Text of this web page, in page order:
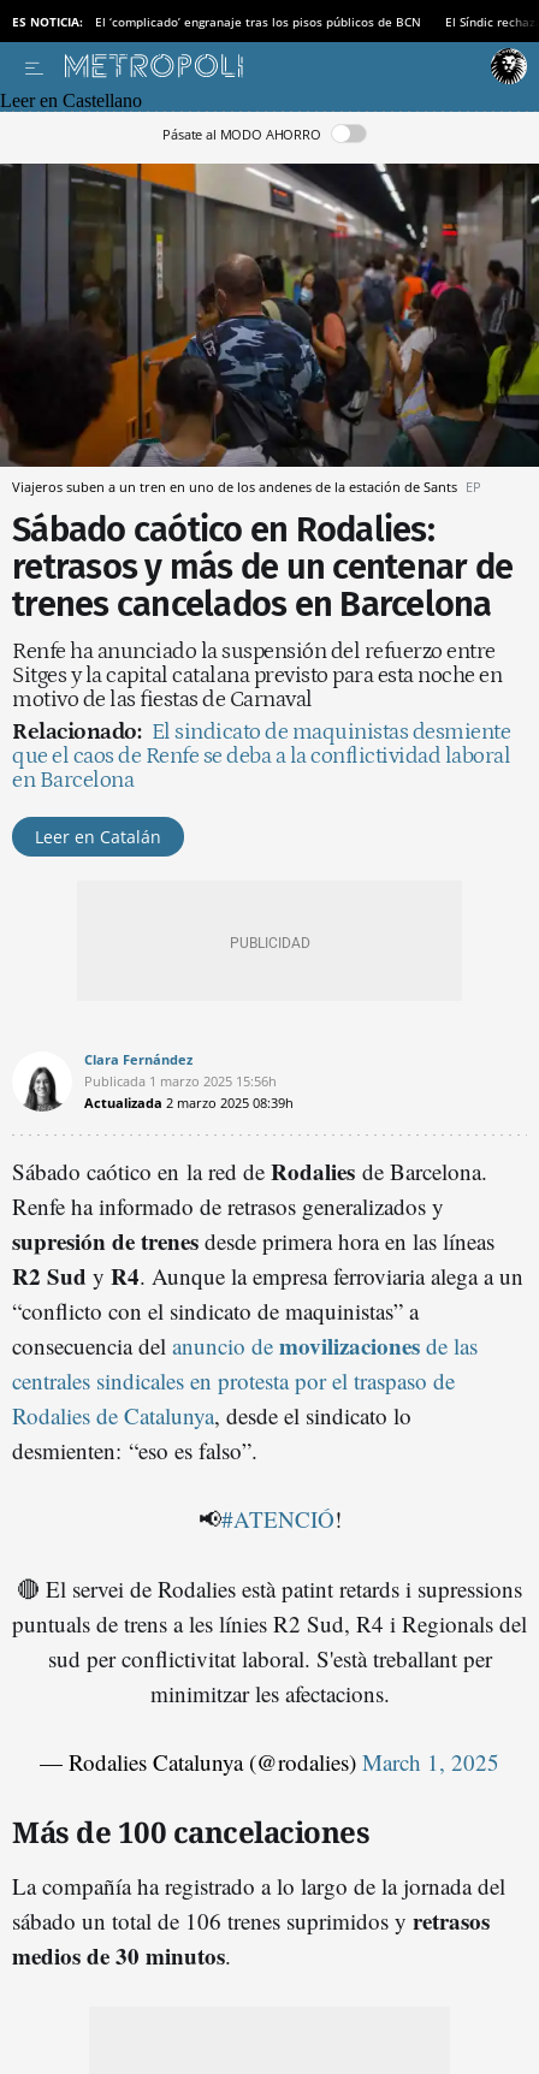
ES NOTICIA: El ‘complicado’ engranaje tras los pisos públicos de BCN El Síndic
Leer en Castellano
Pásate al MODO AHORRO
Viajeros suben a un tren en uno de los andenes de la estación de Sants EP
Sábado caótico en Rodalies:
retrasos y más de un centenar de
trenes cancelados en Barcelona
Renfe ha anunciado la suspensión del refuerzo entre
Sitges y la capital catalana previsto para esta noche en
motivo de las fiestas de Carnaval
Relacionado: El sindicato de maquinistas desmiente
que el caos de Renfe se deba a la conflictividad laboral
en Barcelona
Leer en Catalán
Clara Fernández
Publicada 1 marzo 2025 15:56h
Actualizada 2 marzo 2025 08:39h
Sábado caótico en la red de Rodalies de Barcelona.
Renfe ha informado de retrasos generalizados y
supresión de trenes desde primera hora en las líneas
R2 Sud y R4. Aunque la empresa ferroviaria alega a un
“conflicto con el sindicato de maquinistas” a
consecuencia del anuncio de movilizaciones de las
centrales sindicales en protesta por el traspaso de
Rodalies de Catalunya, desde el sindicato lo
desmienten: “eso es falso”.
📢#ATENCIÓ!
🔴 El servei de Rodalies està patint retards i supressions
puntuals de trens a les línies R2 Sud, R4 i Regionals del
sud per conflictivitat laboral. S'està treballant per
minimitzar les afectacions.
— Rodalies Catalunya (@rodalies) March 1, 2025
Más de 100 cancelaciones
La compañía ha registrado a lo largo de la jornada del
sábado un total de 106 trenes suprimidos y retrasos
medios de 30 minutos.